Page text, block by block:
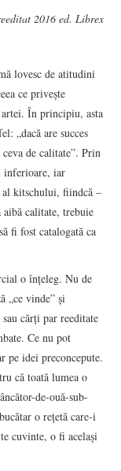
2016 ed. Librex
lovesc de atitudini
ce priveşte
artei. În principiu, asta
„dacă are succes
de calitate”. Prin
inferioare, iar
al kitschului, fiindcă –
aibă calitate, trebuie
fi fost catalogată ca
o înţeleg. Nu de
„ce vinde” şi
cărţi par reeditate
Ce nu pot
pe idei preconcepute.
că toată lumea o
de-ouă-sub-
o reţetă care-i
cuvinte, o fi acelaşi